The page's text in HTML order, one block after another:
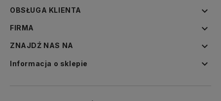
OBSŁUGA KLIENTA 
FIRMA 
ZNAJDŹ NAS NA 
Informacja o sklepie 